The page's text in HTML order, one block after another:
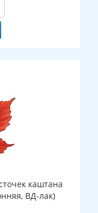
каштана
ВД-лак)